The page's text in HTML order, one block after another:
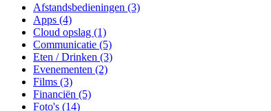
Afstandsbedieningen (3)
Apps (4)
Cloud opslag (1)
Communicatie (5)
Eten / Drinken (3)
Evenementen (2)
Films (3)
Financiën (5)
Foto's (14)